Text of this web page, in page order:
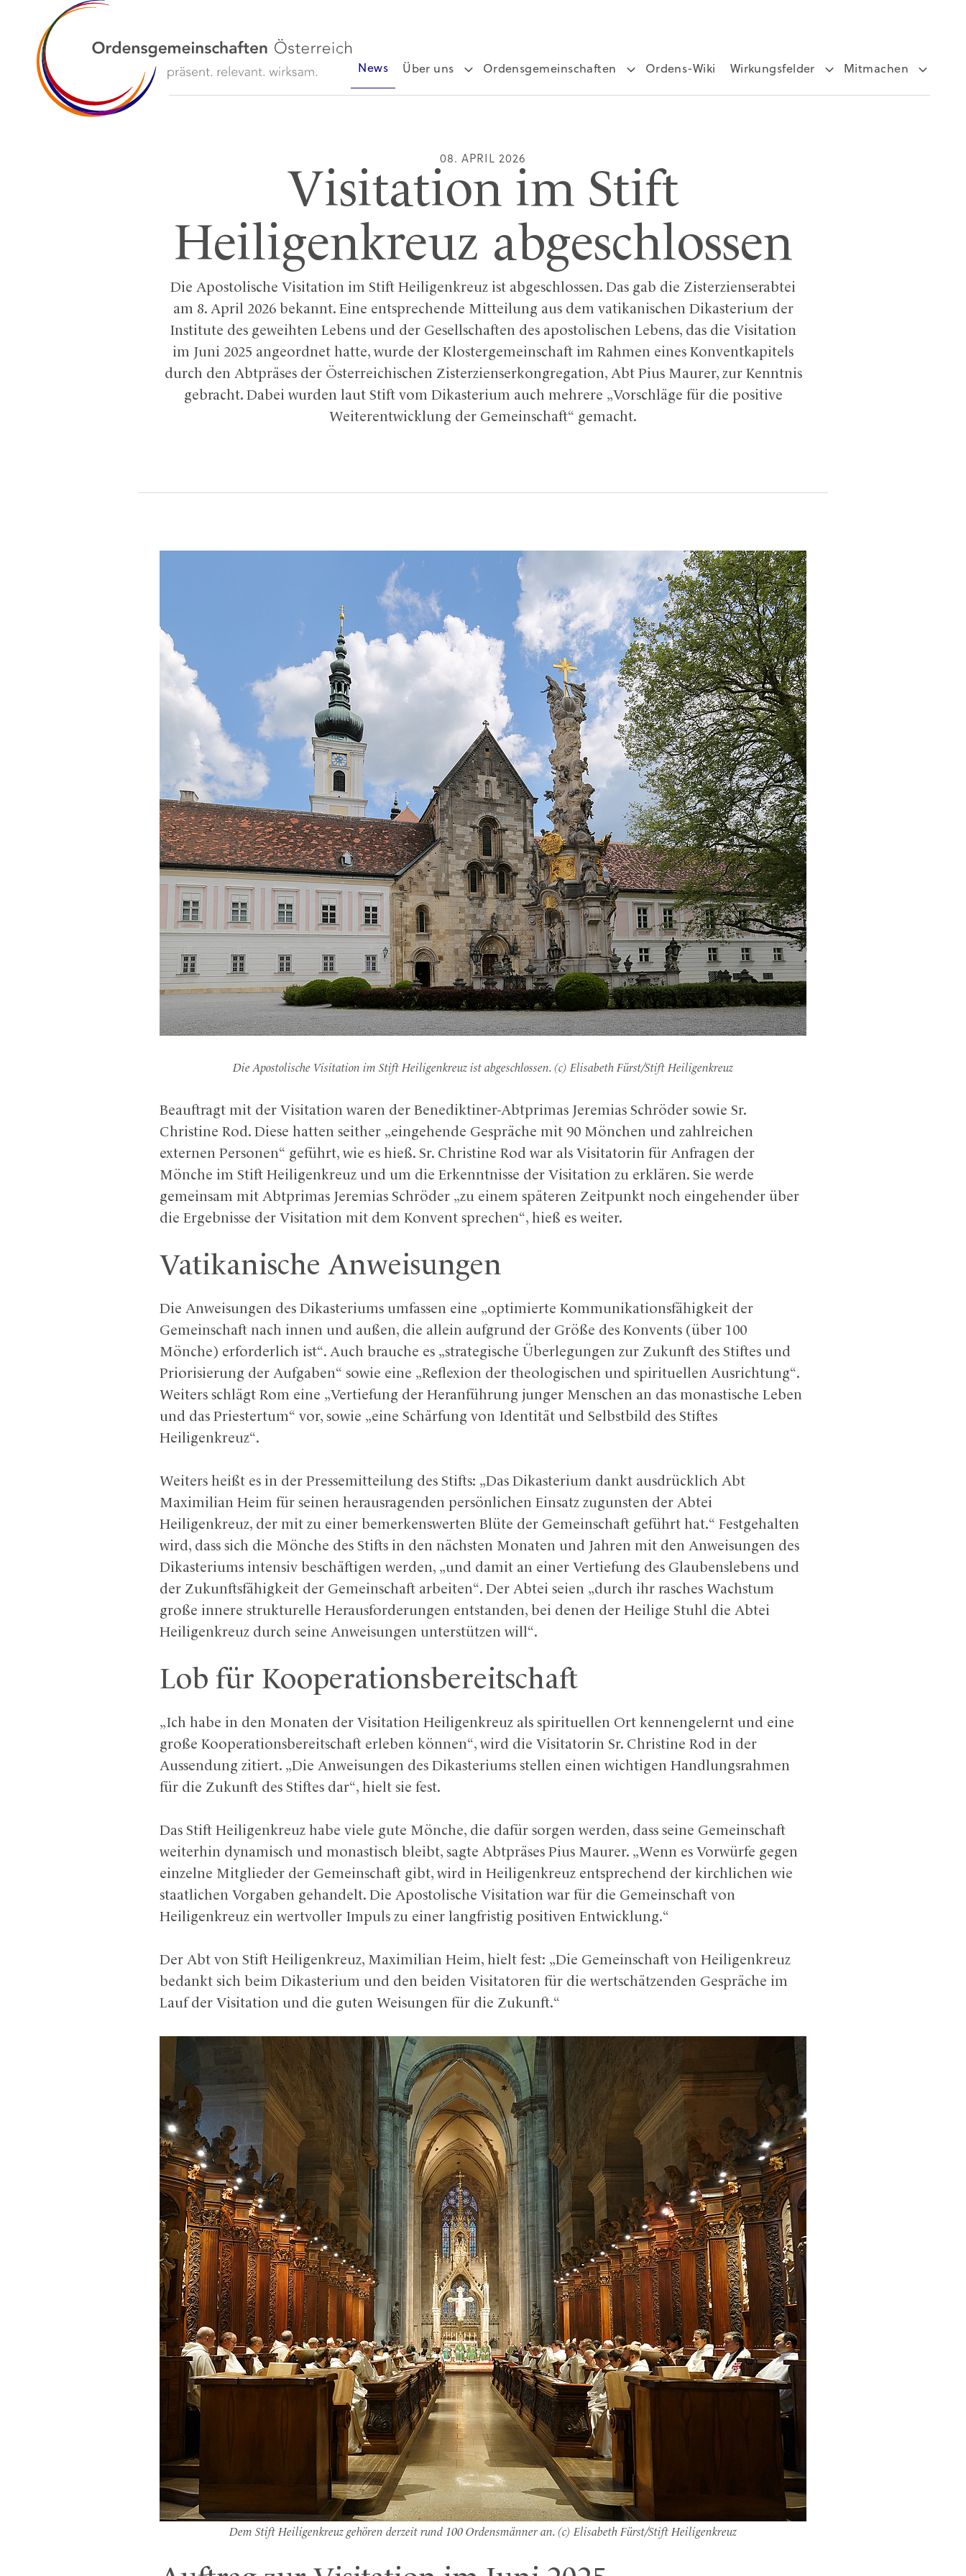
News Über uns Ordensgemeinschaften Ordens-Wiki Wirkungsfelder Mitmachen
08. APRIL 2026
Visitation im Stift
Heiligenkreuz abgeschlossen
Die Apostolische Visitation im Stift Heiligenkreuz ist abgeschlossen. Das gab die Zisterzienserabtei
am 8. April 2026 bekannt. Eine entsprechende Mitteilung aus dem vatikanischen Dikasterium der
Institute des geweihten Lebens und der Gesellschaften des apostolischen Lebens, das die Visitation
im Juni 2025 angeordnet hatte, wurde der Klostergemeinschaft im Rahmen eines Konventkapitels
durch den Abtpräses der Österreichischen Zisterzienserkongregation, Abt Pius Maurer, zur Kenntnis
gebracht. Dabei wurden laut Stift vom Dikasterium auch mehrere „Vorschläge für die positive
Weiterentwicklung der Gemeinschaft“ gemacht.
Die Apostolische Visitation im Stift Heiligenkreuz ist abgeschlossen. (c) Elisabeth Fürst/Stift Heiligenkreuz
Beauftragt mit der Visitation waren der Benediktiner-Abtprimas Jeremias Schröder sowie Sr.
Christine Rod. Diese hatten seither „eingehende Gespräche mit 90 Mönchen und zahlreichen
externen Personen“ geführt, wie es hieß. Sr. Christine Rod war als Visitatorin für Anfragen der
Mönche im Stift Heiligenkreuz und um die Erkenntnisse der Visitation zu erklären. Sie werde
gemeinsam mit Abtprimas Jeremias Schröder „zu einem späteren Zeitpunkt noch eingehender über
die Ergebnisse der Visitation mit dem Konvent sprechen“, hieß es weiter.
Vatikanische Anweisungen
Die Anweisungen des Dikasteriums umfassen eine „optimierte Kommunikationsfähigkeit der
Gemeinschaft nach innen und außen, die allein aufgrund der Größe des Konvents (über 100
Mönche) erforderlich ist“. Auch brauche es „strategische Überlegungen zur Zukunft des Stiftes und
Priorisierung der Aufgaben“ sowie eine „Reflexion der theologischen und spirituellen Ausrichtung“.
Weiters schlägt Rom eine „Vertiefung der Heranführung junger Menschen an das monastische Leben
und das Priestertum“ vor, sowie „eine Schärfung von Identität und Selbstbild des Stiftes
Heiligenkreuz“.
Weiters heißt es in der Pressemitteilung des Stifts: „Das Dikasterium dankt ausdrücklich Abt
Maximilian Heim für seinen herausragenden persönlichen Einsatz zugunsten der Abtei
Heiligenkreuz, der mit zu einer bemerkenswerten Blüte der Gemeinschaft geführt hat.“ Festgehalten
wird, dass sich die Mönche des Stifts in den nächsten Monaten und Jahren mit den Anweisungen des
Dikasteriums intensiv beschäftigen werden, „und damit an einer Vertiefung des Glaubenslebens und
der Zukunftsfähigkeit der Gemeinschaft arbeiten“. Der Abtei seien „durch ihr rasches Wachstum
große innere strukturelle Herausforderungen entstanden, bei denen der Heilige Stuhl die Abtei
Heiligenkreuz durch seine Anweisungen unterstützen will“.
Lob für Kooperationsbereitschaft
„Ich habe in den Monaten der Visitation Heiligenkreuz als spirituellen Ort kennengelernt und eine
große Kooperationsbereitschaft erleben können“, wird die Visitatorin Sr. Christine Rod in der
Aussendung zitiert. „Die Anweisungen des Dikasteriums stellen einen wichtigen Handlungsrahmen
für die Zukunft des Stiftes dar“, hielt sie fest.
Das Stift Heiligenkreuz habe viele gute Mönche, die dafür sorgen werden, dass seine Gemeinschaft
weiterhin dynamisch und monastisch bleibt, sagte Abtpräses Pius Maurer. „Wenn es Vorwürfe gegen
einzelne Mitglieder der Gemeinschaft gibt, wird in Heiligenkreuz entsprechend der kirchlichen wie
staatlichen Vorgaben gehandelt. Die Apostolische Visitation war für die Gemeinschaft von
Heiligenkreuz ein wertvoller Impuls zu einer langfristig positiven Entwicklung.“
Der Abt von Stift Heiligenkreuz, Maximilian Heim, hielt fest: „Die Gemeinschaft von Heiligenkreuz
bedankt sich beim Dikasterium und den beiden Visitatoren für die wertschätzenden Gespräche im
Lauf der Visitation und die guten Weisungen für die Zukunft.“
Dem Stift Heiligenkreuz gehören derzeit rund 100 Ordensmänner an. (c) Elisabeth Fürst/Stift Heiligenkreuz